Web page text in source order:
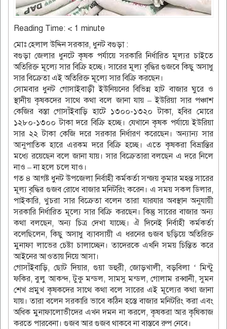
Reading Time: < 1 minute
মোঃ হেলাল উদ্দিন সরকার, ধুনট বগুড়া :
বগুড়া জেলার ধুনটে কৃষক পর্যায়ে সরকারি নির্ধারিত মূল্যর চাইতে
অতিরিক্ত মূল্যে সার বিক্রি হচ্ছে। সারের মূল্য বৃদ্ধির গুজবে কিছু অসাধু
সার বিক্রেতা এই অতিরিক্ত মূল্যে সার বিক্রি করছেন।
সোমবার ধুনট গোসাইবাড়ী ইউনিয়নের বিভিন্ন হাট বাজার ঘুরে ও
স্থানীয় কৃষকদের সাথে কথা বলে জানা যায় – ইউরিয়া সার পঞ্চাশ
কেজির বস্তা গোসাঁইবাড়ি হাটে ১৩০০-১৩২০ টাকা, হবির মোরে
১২৮০-১৩০০ টাকা দরে বিক্রি হচ্ছে। যেখানে কৃষক পর্যায়ে ইউরিয়া
সার ২২ টাকা কেজি দরে সরকার নির্ধারণ করেছেন। অন্যান্য সার
আনুপাতিক হারে এরকম দরে বিক্রি হচ্ছে। এতে কৃষকরা বিভ্রান্তির
মধ্যে রয়েছেন বলে জানা যায়। সার বিক্রেতারা বলছেন এ দরে নিলে
নাও – না হলে চলে যাও।
গত ৪ আগষ্ট ধুনট উপজেলা নির্বাহী কর্মকর্তা সন্জয় কুমার মহন্ত সারের
মূল্য বৃদ্ধির গুজব রোধে বাজার মনিটরিং করেন। এ সময় সকল ডিলার,
পাইকারি, খুচরা সার বিক্রেতা বলেন তারা যারযার অবস্থান অনুযায়ী
সরকারি নির্ধারিত মূল্যে সার বিক্রি করছেন। কিন্তু সারের বাজার অন্য
কথা বলছেন, অন্য চিত্র দেখা যাচ্ছে। ঐ দিনেই নির্বাহী কর্মকর্তা
বলেছিলেন, কিছু অসাধু ব্যাবসায়ী এ ধরনের গুজব ছড়িয়ে অতিরিক্ত
মুনাফা লাভের চেষ্টা চালাচ্ছেন। তাদেরকে এখনি সময় চিন্তিত করে
আইনের আওতায় নিয়ে আসা।
গোসাঁইবাড়ি, ছোট দিয়ার, গুয়া ডহুরী, জোড়খালী, বড়বিলা ‘ মিন্টু
ফকির, বুলু আকন্দ, টুকু মন্ডল, সামসু মন্ডল, গোলাম রব্বানী, সুমন
শেখ প্রমুখ কৃষকদের সাথে কথা বলে সারের এই মূল্যের কথা জানা
যায়। তারা বলেন সরকারি ভাবে কঠিন হস্তে বাজার মনিটরিং করা এবং
অধিক মুনাফালোভীদের এখন দমন না করলে, কৃষকরা আর কৃষিকাজ
করতে পারবেনা। গুজব আর গুজব থাকবে না বাস্তবে রুপ নেবে।